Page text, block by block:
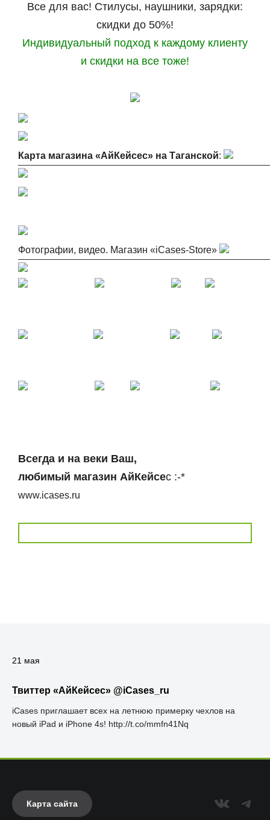
Все для вас! Стилусы, наушники, зарядки:
скидки до 50%!
Индивидуальный подход к каждому клиенту
и скидки на все тоже!
Карта магазина «АйКейсес» на Таганской:
Фотографии, видео. Магазин «iCases-Store»
Всегда и на веки Ваш,
любимый магазин АйКейсес :-*
www.icases.ru
21 мая
Твиттер «АйКейсес» ‏@iCases_ru
iCases приглашает всех на летнюю примерку чехлов на
новый iPad и iPhone 4s! http://t.co/mmfn41Nq
Карта сайта